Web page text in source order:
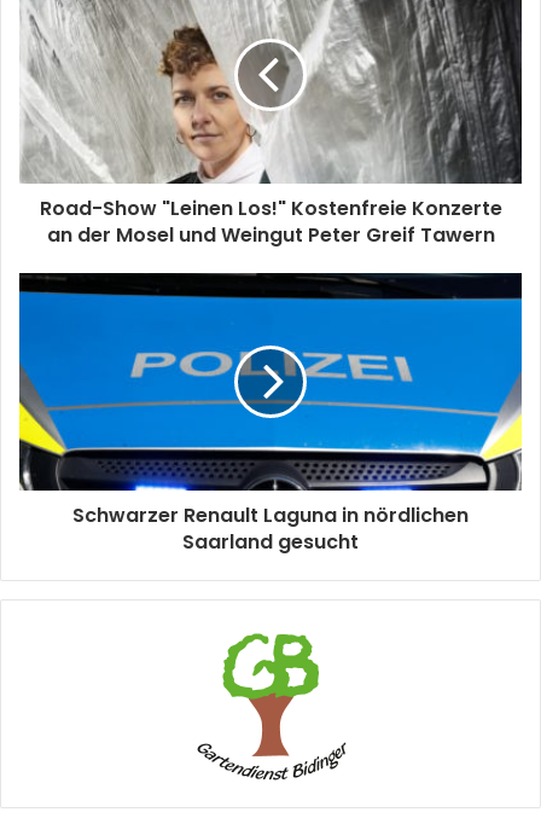
Road-Show "Leinen Los!" Kostenfreie Konzerte
an der Mosel und Weingut Peter Greif Tawern
Schwarzer Renault Laguna in nördlichen
Saarland gesucht